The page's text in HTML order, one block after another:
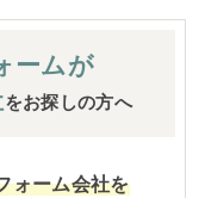
ームが
をお探しの方へ
ォーム会社を